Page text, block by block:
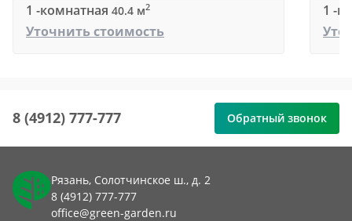
1 -комнатная 40.4 м2
Уточнить стоимость
1 -
8 (4912) 777-777 Обратный звонок
Рязань, Солотчинское ш., д. 2
8 (4912) 777-777
office@green-garden.ru